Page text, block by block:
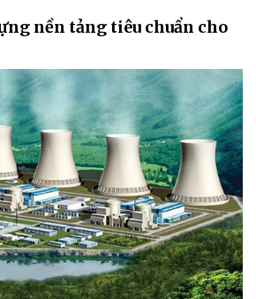
nền tảng tiêu chuẩn cho